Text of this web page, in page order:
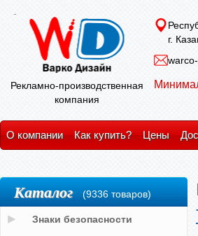
Рекламно-производственная
компания
г.
О компании Как купить? Цены
Каталог (9336 товаров)
Знаки безопасности